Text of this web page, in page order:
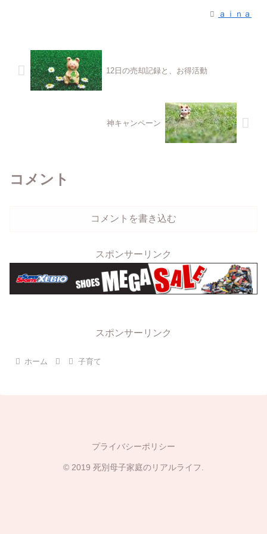
ａｉｎａ
12日の売却記録と、お得活動
神キャンペーン
コメント
コメントを書き込む
スポンサーリンク
スポンサーリンク
ホーム 子育て
プライバシーポリシー
© 2019 死別母子家庭のリアルライフ.